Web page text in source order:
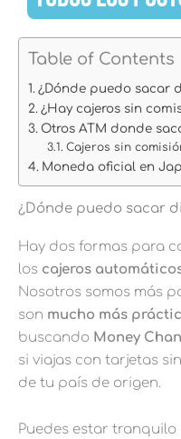
Table of Contents
¿Dónde puedo sacar
¿Hay cajeros sin
Otros ATM donde
Cajeros sin
Moneda oficial en
¿Dónde puedo sacar
Hay dos formas para
los cajeros
Nosotros somos más
son mucho más
buscando Money
si viajas con tarjetas
de tu país de origen.
Puedes estar